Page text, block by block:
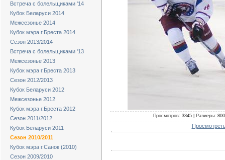
Встреча с болельщиками '14
Кубок Беларуси 2014
Межсезонье 2014
Кубок мэра г.Бреста 2014
Сезон 2013/2014
Встреча с болельщиками '13
Межсезонье 2013
Кубок мэра г.Бреста 2013
Сезон 2012/2013
Кубок Беларуси 2012
Межсезонье 2012
Кубок мэра г.Бреста 2012
Сезон 2011/2012
Кубок Беларуси 2011
Сезон 2010/2011
Кубок мэра г.Санок (2010)
Сезон 2009/2010
Просмотров: 3345 | Размеры: